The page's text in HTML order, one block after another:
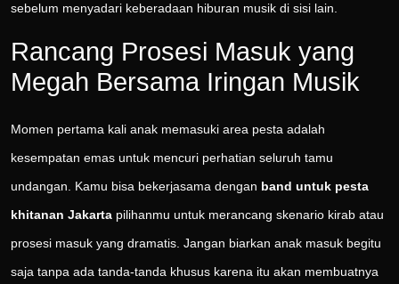
sebelum menyadari keberadaan hiburan musik di sisi lain.
Rancang Prosesi Masuk yang
Megah Bersama Iringan Musik
Momen pertama kali anak memasuki area pesta adalah
kesempatan emas untuk mencuri perhatian seluruh tamu
undangan. Kamu bisa bekerjasama dengan band untuk pesta
khitanan Jakarta pilihanmu untuk merancang skenario kirab atau
prosesi masuk yang dramatis. Jangan biarkan anak masuk begitu
saja tanpa ada tanda-tanda khusus karena itu akan membuatnya